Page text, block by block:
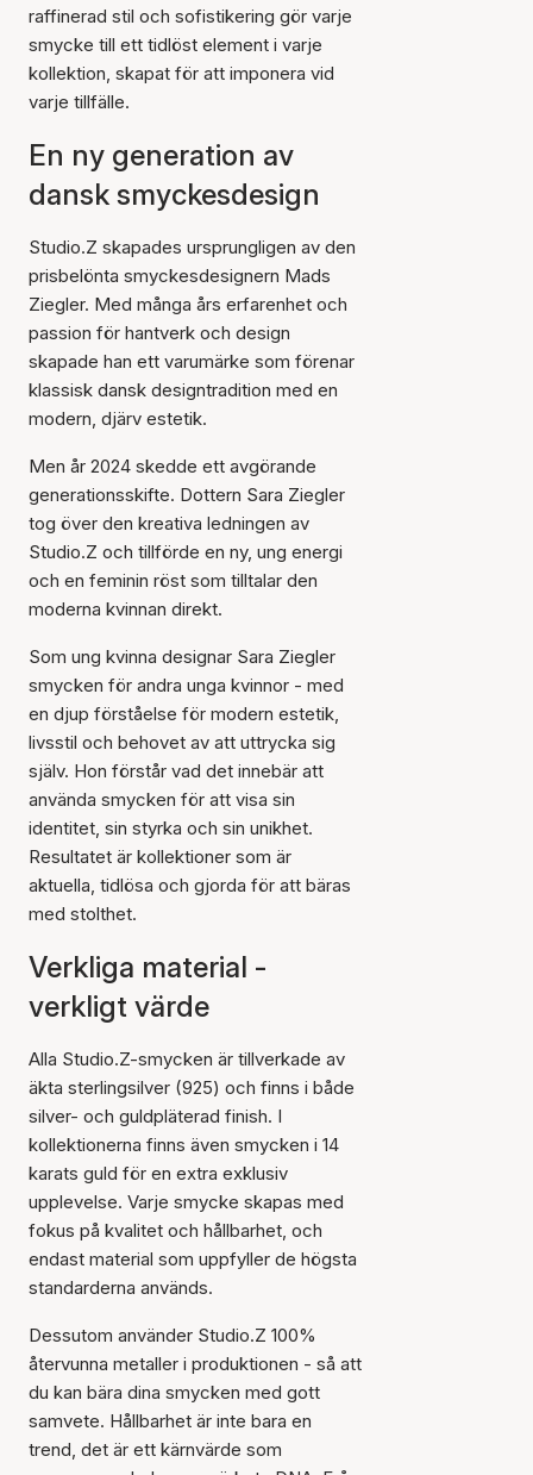
raffinerad stil och sofistikering gör varje
smycke till ett tidlöst element i varje
kollektion, skapat för att imponera vid
varje tillfälle.
En ny generation av
dansk smyckesdesign
Studio.Z skapades ursprungligen av den
prisbelönta smyckesdesignern Mads
Ziegler. Med många års erfarenhet och
passion för hantverk och design
skapade han ett varumärke som förenar
klassisk dansk designtradition med en
modern, djärv estetik.
Men år 2024 skedde ett avgörande
generationsskifte. Dottern Sara Ziegler
tog över den kreativa ledningen av
Studio.Z och tillförde en ny, ung energi
och en feminin röst som tilltalar den
moderna kvinnan direkt.
Som ung kvinna designar Sara Ziegler
smycken för andra unga kvinnor - med
en djup förståelse för modern estetik,
livsstil och behovet av att uttrycka sig
själv. Hon förstår vad det innebär att
använda smycken för att visa sin
identitet, sin styrka och sin unikhet.
Resultatet är kollektioner som är
aktuella, tidlösa och gjorda för att bäras
med stolthet.
Verkliga material -
verkligt värde
Alla Studio.Z-smycken är tillverkade av
äkta sterlingsilver (925) och finns i både
silver- och guldpläterad finish. I
kollektionerna finns även smycken i 14
karats guld för en extra exklusiv
upplevelse. Varje smycke skapas med
fokus på kvalitet och hållbarhet, och
endast material som uppfyller de högsta
standarderna används.
Dessutom använder Studio.Z 100%
återvunna metaller i produktionen - så att
du kan bära dina smycken med gott
samvete. Hållbarhet är inte bara en
trend, det är ett kärnvärde som